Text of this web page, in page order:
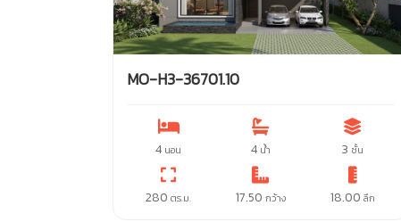
MO-H3-36701.10
4 นอน 4 น้ำ 3 ชั้น
280ตร.ม. 17.50 กว้าง 18.00ลึก